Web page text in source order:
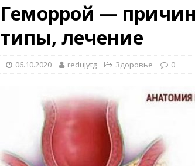
Геморрой —
типы, лечение
06.10.2020 redujytg Здоровье 0